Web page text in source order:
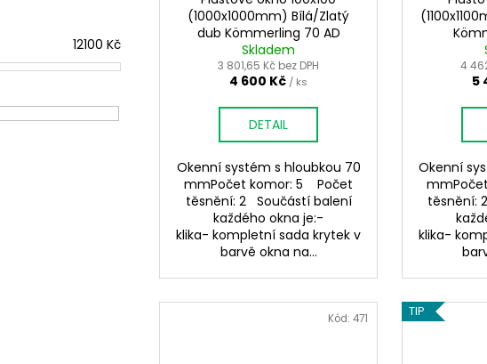
12100 Kč
(1000x1000mm) Bílá/Zlatý
dub Kömmerling 70 AD
Skladem
3 801,65 Kč bez DPH
4 600 Kč / ks
DETAIL
Okenní systém s hloubkou 70
mmPočet komor: 5 Počet
těsnění: 2 Součástí balení
každého okna je:-
klika- kompletní sada krytek v
barvě okna na...
4
5
Okenní
těsnění:
klika-
Kód:471 TIP